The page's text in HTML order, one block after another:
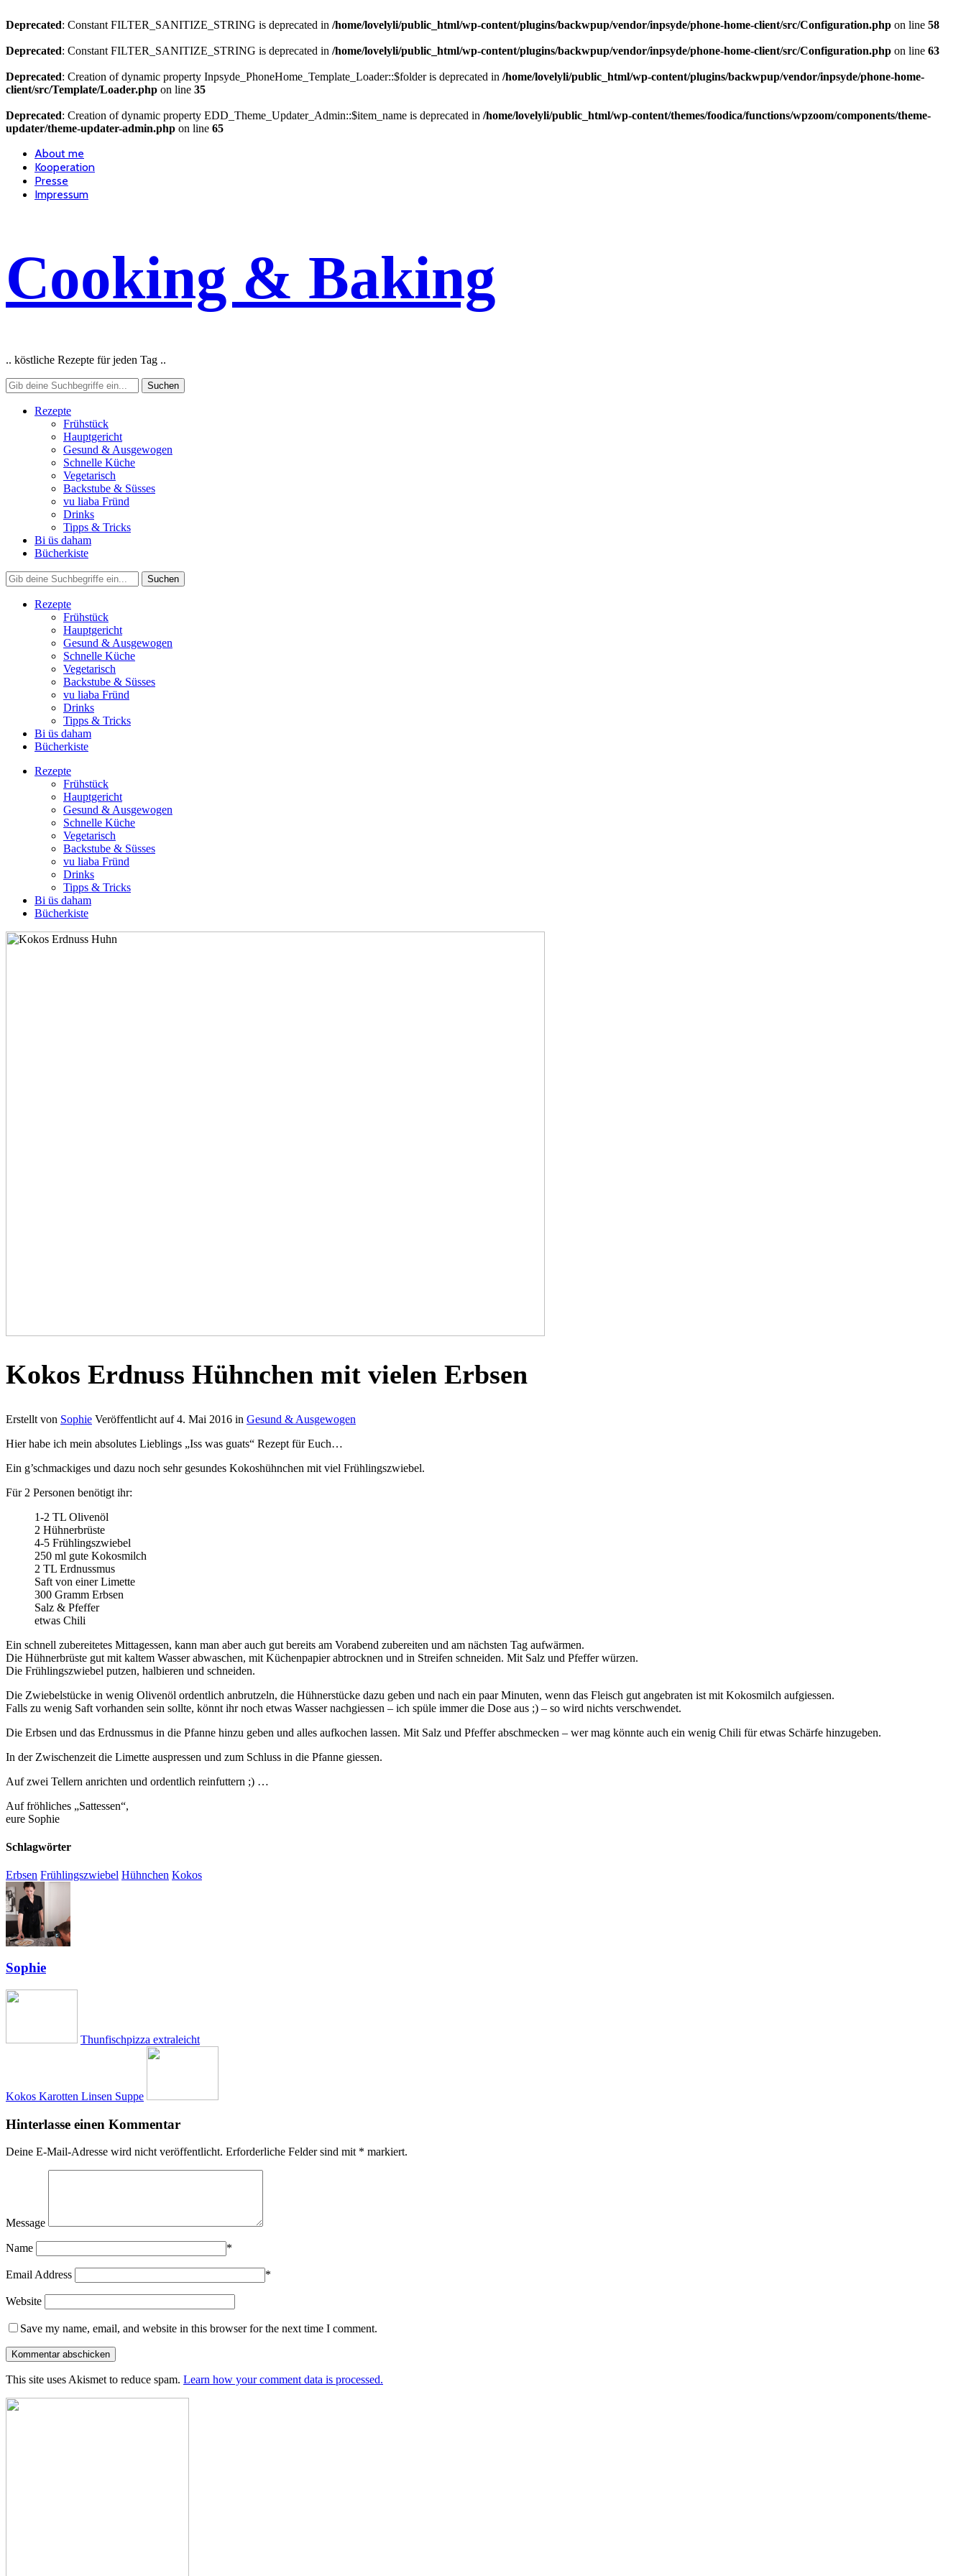
Deprecated: Constant FILTER_SANITIZE_STRING is deprecated in /home/lovelyli/public_html/wp-content/plugins/backwpup/vendor/inpsyde/phone-home-client/src/Configuration.php on line 58
Deprecated: Constant FILTER_SANITIZE_STRING is deprecated in /home/lovelyli/public_html/wp-content/plugins/backwpup/vendor/inpsyde/phone-home-client/src/Configuration.php on line 63
Deprecated: Creation of dynamic property Inpsyde_PhoneHome_Template_Loader::$folder is deprecated in /home/lovelyli/public_html/wp-content/plugins/backwpup/vendor/inpsyde/phone-home-
client/src/Template/Loader.php on line 35
Deprecated: Creation of dynamic property EDD_Theme_Updater_Admin::$item_name is deprecated in /home/lovelyli/public_html/wp-content/themes/foodica/functions/wpzoom/components/theme-
updater/theme-updater-admin.php on line 65
About me
Kooperation
Presse
Impressum
Cooking & Baking
.. köstliche Rezepte für jeden Tag ..
Rezepte
Frühstück
Hauptgericht
Gesund & Ausgewogen
Schnelle Küche
Vegetarisch
Backstube & Süsses
vu liaba Fründ
Drinks
Tipps & Tricks
Bi üs daham
Bücherkiste
Rezepte
Frühstück
Hauptgericht
Gesund & Ausgewogen
Schnelle Küche
Vegetarisch
Backstube & Süsses
vu liaba Fründ
Drinks
Tipps & Tricks
Bi üs daham
Bücherkiste
Rezepte
Frühstück
Hauptgericht
Gesund & Ausgewogen
Schnelle Küche
Vegetarisch
Backstube & Süsses
vu liaba Fründ
Drinks
Tipps & Tricks
Bi üs daham
Bücherkiste
Kokos Erdnuss Hühnchen mit vielen Erbsen
Erstellt von Sophie Veröffentlicht auf4. Mai 2016 in Gesund & Ausgewogen
Hier habe ich mein absolutes Lieblings „Iss was guats“ Rezept für Euch…
Ein g’schmackiges und dazu noch sehr gesundes Kokoshühnchen mit viel Frühlingszwiebel.
Für 2 Personen benötigt ihr:
1-2 TL Olivenöl
2 Hühnerbrüste
4-5 Frühlingszwiebel
250 ml gute Kokosmilch
2 TL Erdnussmus
Saft von einer Limette
300 Gramm Erbsen
Salz & Pfeffer
etwas Chili
Ein schnell zubereitetes Mittagessen, kann man aber auch gut bereits am Vorabend zubereiten und am nächsten Tag aufwärmen.
Die Hühnerbrüste gut mit kaltem Wasser abwaschen, mit Küchenpapier abtrocknen und in Streifen schneiden. Mit Salz und Pfeffer würzen.
Die Frühlingszwiebel putzen, halbieren und schneiden.
Die Zwiebelstücke in wenig Olivenöl ordentlich anbrutzeln, die Hühnerstücke dazu geben und nach ein paar Minuten, wenn das Fleisch gut angebraten ist mit Kokosmilch aufgiessen.
Falls zu wenig Saft vorhanden sein sollte, könnt ihr noch etwas Wasser nachgiessen – ich spüle immer die Dose aus ;) – so wird nichts verschwendet.
Die Erbsen und das Erdnussmus in die Pfanne hinzu geben und alles aufkochen lassen. Mit Salz und Pfeffer abschmecken – wer mag könnte auch ein wenig Chili für etwas Schärfe hinzugeben.
In der Zwischenzeit die Limette auspressen und zum Schluss in die Pfanne giessen.
Auf zwei Tellern anrichten und ordentlich reinfuttern ;) …
Auf fröhliches „Sattessen“,
eure Sophie
Schlagwörter
Erbsen Frühlingszwiebel Hühnchen Kokos
Sophie
Thunfischpizza extraleicht
Kokos Karotten Linsen Suppe
Hinterlasse einen Kommentar
Deine E-Mail-Adresse wird nicht veröffentlicht. Erforderliche Felder sind mit * markiert.
Message
Name *
Email Address *
Website
Save my name, email, and website in this browser for the next time I comment.
This site uses Akismet to reduce spam. Learn how your comment data is processed.